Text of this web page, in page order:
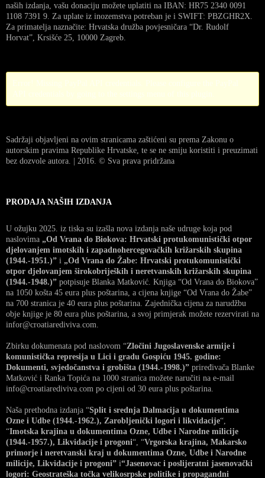
naših izdanja, vašu donaciju možete uplatiti na IBAN: HR75 2340 0091
1108 7391 9. Za uplate iz inozemstva potreban je i SWIFT: PBZGHR2X.
Za primatelja naznačite: Hrvatska družba povjesničara “Dr. Rudolf
Horvat”, Krsišće 25, 10000 Zagreb.
Sadržaji objavljeni na ovim stranicama zaštićeni su prema Zakonu o
autorskim pravima Republike Hrvatske, te se ne smiju koristiti i preuzimati
bez dozvole autora. | 2016. © Sva prava pridržana
PRODAJA NAŠIH IZDANJA
U ožujku 2025. iz tiska su izašla nova izdanja naše udruge koja pod
naslovima „Od Vrana do Biokova: Hrvatski protukomunistički otpor
djelovanjem imotskih i zapadnohercegovačkih križarskih skupina
(1944.-1951.)” i „Od Vrana do Žabe: Hrvatski protukomunistički
otpor djelovanjem širokobrijeških i neretvanskih križarskih skupina
(1944.-1948.)” potpisuje Blanka Matković. Knjiga “Od Vrana do Biokova”
na 1050 košta 45 eura plus poštarina, a cijena knjige “Od Vrana do Žabe”
na 700 stranica je 40 eura plus poštarina. Zajednička cijena za narudžbu
obje knjige je 80 eura plus poštarina, a svoj primjerak možete rezervirati na
infor@croatiarediviva.com.
Zbirku dokumenata pod naslovom “Zločini Jugoslavenske armije i
komunistička represija u Lici i gradu Gospiću 1945. godine:
Dokumenti, svjedočanstva i grobišta (1944.-1998.)” priređivača Blanke
Matković i Ranka Topića na 1000 stranica možete naručiti na e-mail
info@croatiarediviva.com po cijeni od 30 eura plus poštarina.
Naša prethodna izdanja “Split i srednja Dalmacija u dokumentima
Ozne i Udbe (1944.-1962.), Zarobljenički logori i likvidacije“,
“Imotska krajina u dokumentima Ozne, Udbe i Narodne milicije
(1944.-1957.), Likvidacije i progoni“, “Vrgorska krajina, Makarsko
primorje i neretvanski kraj u dokumentima Ozne, Udbe i Narodne
milicije, Likvidacije i progoni” i“Jasenovac i poslijeratni jasenovački
logori: Geostrateška točka velikosrpske politike i propagandni